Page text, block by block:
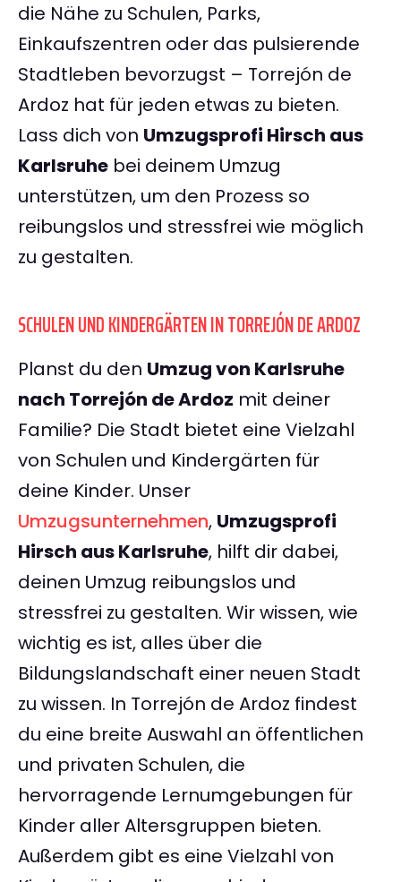
die Nähe zu Schulen, Parks,
Einkaufszentren oder das pulsierende
Stadtleben bevorzugst – Torrejón de
Ardoz hat für jeden etwas zu bieten.
Lass dich von Umzugsprofi Hirsch aus
Karlsruhe bei deinem Umzug
unterstützen, um den Prozess so
reibungslos und stressfrei wie möglich
zu gestalten.
SCHULEN UND KINDERGÄRTEN IN TORREJÓN DE ARDOZ
Planst du den Umzug von Karlsruhe
nach Torrejón de Ardoz mit deiner
Familie? Die Stadt bietet eine Vielzahl
von Schulen und Kindergärten für
deine Kinder. Unser
Umzugsunternehmen, Umzugsprofi
Hirsch aus Karlsruhe, hilft dir dabei,
deinen Umzug reibungslos und
stressfrei zu gestalten. Wir wissen, wie
wichtig es ist, alles über die
Bildungslandschaft einer neuen Stadt
zu wissen. In Torrejón de Ardoz findest
du eine breite Auswahl an öffentlichen
und privaten Schulen, die
hervorragende Lernumgebungen für
Kinder aller Altersgruppen bieten.
Außerdem gibt es eine Vielzahl von